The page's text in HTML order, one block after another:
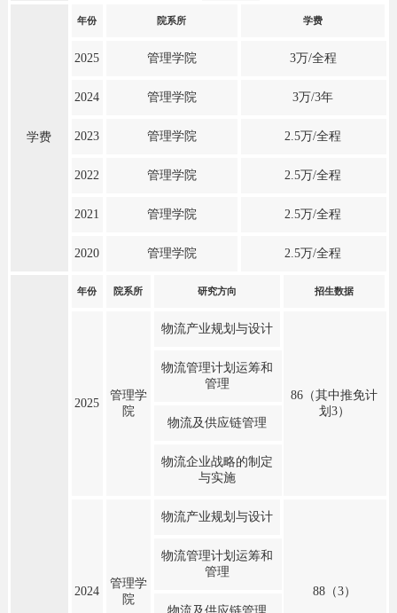
学费
年份 院系所 学费
2025 管理学院 3万/全程
2024 管理学院 3万/3年
2023 管理学院 2.5万/全程
2022 管理学院 2.5万/全程
2021 管理学院 2.5万/全程
2020 管理学院 2.5万/全程
年份 院系所 研究方向 招生数据
2025
管理学
院
物流产业规划与设计
86（其中推免计
划3）
物流管理计划运筹和
管理
物流及供应链管理
物流企业战略的制定
与实施
2024
管理学
院
物流产业规划与设计
88（3）
物流管理计划运筹和
管理